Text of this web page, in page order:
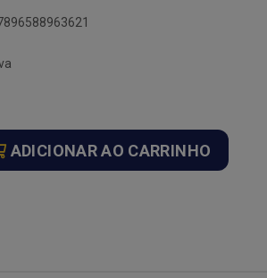
ADICIONAR AO CARRINHO